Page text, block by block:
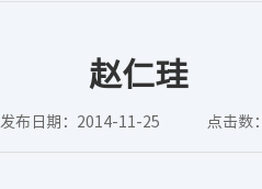
赵仁珪
发布日期：2014-11-25 点击数：